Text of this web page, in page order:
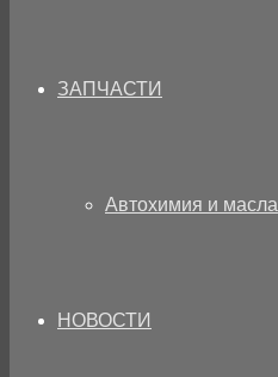
ЗАПЧАСТИ
Автохимия и масла
НОВОСТИ